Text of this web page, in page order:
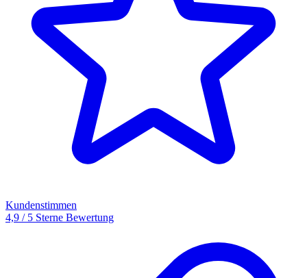
Kundenstimmen
4,9 / 5 Sterne Bewertung